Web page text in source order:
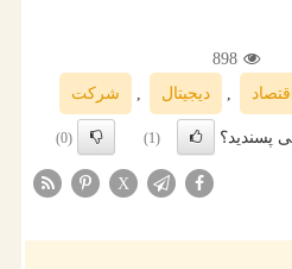
898
اقتصاد , دیجیتال , شركت
پسندید؟ (1)
(0)
X